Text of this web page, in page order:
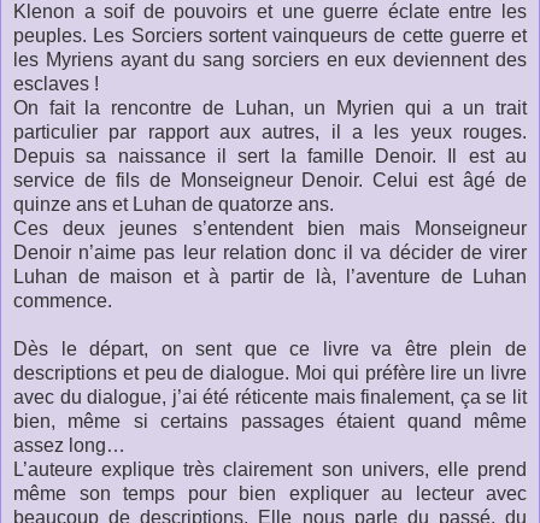
Klenon a soif de pouvoirs et une guerre éclate entre les
peuples. Les Sorciers sortent vainqueurs de cette guerre et
les Myriens ayant du sang sorciers en eux deviennent des
esclaves !
On fait la rencontre de Luhan, un Myrien qui a un trait
particulier par rapport aux autres, il a les yeux rouges.
Depuis sa naissance il sert la famille Denoir. Il est au
service de fils de Monseigneur Denoir. Celui est âgé de
quinze ans et Luhan de quatorze ans.
Ces deux jeunes s’entendent bien mais Monseigneur
Denoir n’aime pas leur relation donc il va décider de virer
Luhan de maison et à partir de là, l’aventure de Luhan
commence.
Dès le départ, on sent que ce livre va être plein de
descriptions et peu de dialogue. Moi qui préfère lire un livre
avec du dialogue, j’ai été réticente mais finalement, ça se lit
bien, même si certains passages étaient quand même
assez long…
L’auteure explique très clairement son univers, elle prend
même son temps pour bien expliquer au lecteur avec
beaucoup de descriptions. Elle nous parle du passé, du